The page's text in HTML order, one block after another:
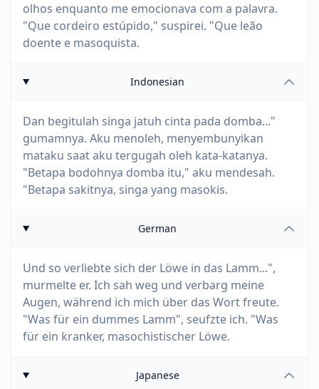
olhos enquanto me emocionava com a palavra.
"Que cordeiro estúpido," suspirei. "Que leão
doente e masoquista.
Indonesian
Dan begitulah singa jatuh cinta pada domba..."
gumamnya. Aku menoleh, menyembunyikan
mataku saat aku tergugah oleh kata-katanya.
"Betapa bodohnya domba itu," aku mendesah.
"Betapa sakitnya, singa yang masokis.
German
Und so verliebte sich der Löwe in das Lamm...",
murmelte er. Ich sah weg und verbarg meine
Augen, während ich mich über das Wort freute.
"Was für ein dummes Lamm", seufzte ich. "Was
für ein kranker, masochistischer Löwe.
Japanese